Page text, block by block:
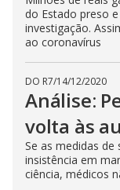
do Estado preso
investigação.
ao coronavírus
DO R7/14/12/2020
Análise:
volta às
Se as medidas de
insistência em
ciência, médicos